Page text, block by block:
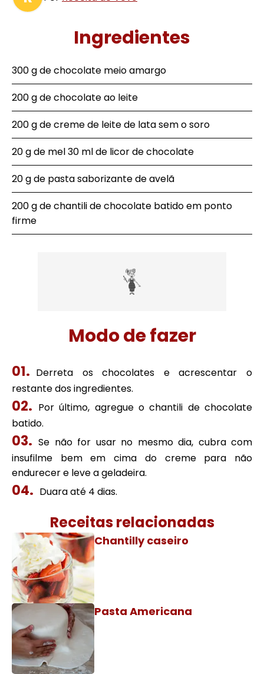
Ingredientes
300 g de chocolate meio amargo
200 g de chocolate ao leite
200 g de creme de leite de lata sem o soro
20 g de mel 30 ml de licor de chocolate
20 g de pasta saborizante de avelã
200 g de chantili de chocolate batido em ponto
firme
Modo de fazer
Derreta os chocolates e acrescentar o
restante dos ingredientes.
Por último, agregue o chantili de chocolate
batido.
Se não for usar no mesmo dia, cubra com
insufilme bem em cima do creme para não
endurecer e leve a geladeira.
Duara até 4 dias.
Receitas relacionadas
Chantilly caseiro
Pasta Americana